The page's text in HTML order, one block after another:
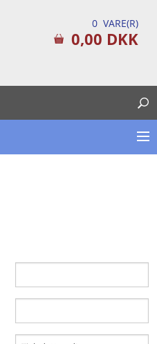
0 VARE(R)
0,00 DKK